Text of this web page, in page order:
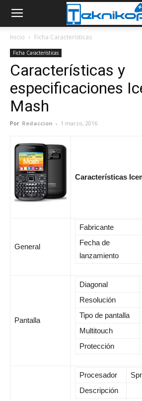
Inicio Ficha Características
Ficha Características
Características y
especificaciones
Mash
Por Redaccion - 1 marzo, 2016
Características
General
Fabricante
Fecha de
lanzamiento
Pantalla
Diagonal
Resolución
Tipo de pantalla
Multitouch
Protección
Procesador
Descripción